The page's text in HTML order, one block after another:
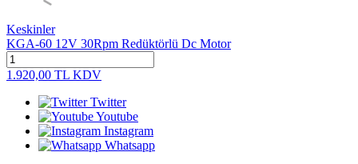
Keskinler
KGA-60 12V 30Rpm Redüktörlü Dc Motor
1.920,00 TL KDV
Twitter
Youtube
Instagram
Whatsapp